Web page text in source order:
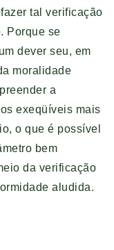
tal verificação
Porque se
dever seu, em
moralidade
a
exeqüíveis mais
o que é possível
bem
da verificação
aludida.